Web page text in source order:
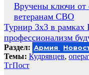
Навигация
по
записям
Вручены ключи от
ветеранам СВО
Турнир 3х3 в рамках
профессионализм
Раздел: Армия
Темы: Кудрявцев,
ТгПост